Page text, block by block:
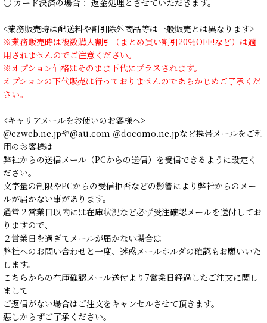
<業務販売時は配送料や割引除外商品等は一般販売とは異なります>
※業務販売時は複数購入割引（まとめ買い割引20％OFF!など）は適
用されませんのでご注意ください。
※オプション価格はそのまま下代にプラスされます。
オプションの下代販売は行っておりませんのであらかじめご了承くだ
さい。
<キャリアメールをお使いのお客様へ>
@ezweb.ne.jpや@au.com ＠docomo.ne.jpなど携帯メールをご利
用のお客様は
弊社からの送信メール（PCからの送信）を受信できるように設定く
ださい。
文字量の制限やPCからの受信拒否などの影響により弊社からのメー
ルが届かない事があります。
通常２営業日以内には在庫状況など必ず受注確認メールを送付してお
りますので、
２営業日を過ぎてメールが届かない場合は
弊社へのお問い合わせと一度、迷惑メールホルダの確認もお願いいた
します。
こちらからの在庫確認メール送付より7営業日経過したご注文に関し
まして
ご返信がない場合はご注文をキャンセルさせて頂きます。
悪しからずご了承ください。